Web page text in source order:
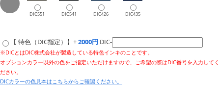
DIC551 DIC541 DIC426 DIC435
【 特色（DIC指定）】+2000円 DIC-
※DICとはDIC株式会社が製造している特色インキのことです。
オプションカラー以外の色をご指定いただけますので、ご希望の際はDIC番号を入力してく
ださい。
DICカラーの色見本はこちらからご確認ください。